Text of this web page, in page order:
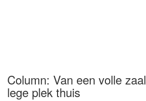
Column: Van een volle
lege plek thuis